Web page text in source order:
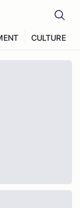
CULTURE